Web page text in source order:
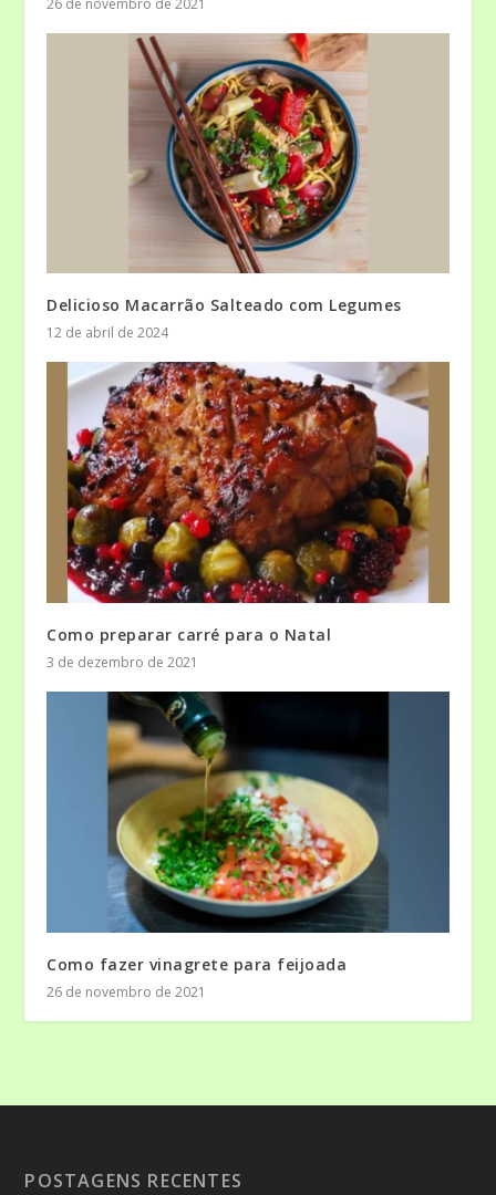
Delicioso Macarrão Salteado com Legumes
12 de abril de 2024
Como preparar carré para o Natal
3 de dezembro de 2021
Como fazer vinagrete para feijoada
26 de novembro de 2021
POSTAGENS RECENTES